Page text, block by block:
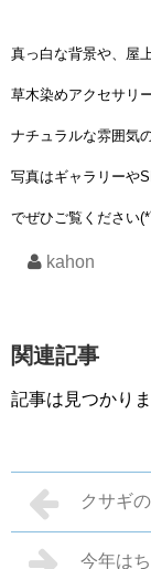
真っ白な背景や、屋
草木染めアクセサリ
ナチュラルな雰囲気
写真はギャラリーや
でぜひご覧ください
kahon
関連記事
記事は見つかり
クサギ
今年は